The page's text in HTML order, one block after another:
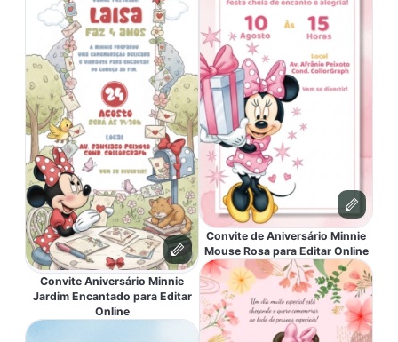
Convite Aniversário Minnie
Jardim Encantado para Editar
Online
Convite de Aniversário Minnie
Mouse Rosa para Editar Online